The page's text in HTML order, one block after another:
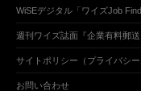
WiSEデジタル「ワイズJob
週刊ワイズ誌面『企業有料郵
サイトポリシー（プライバシー
お問い合わせ